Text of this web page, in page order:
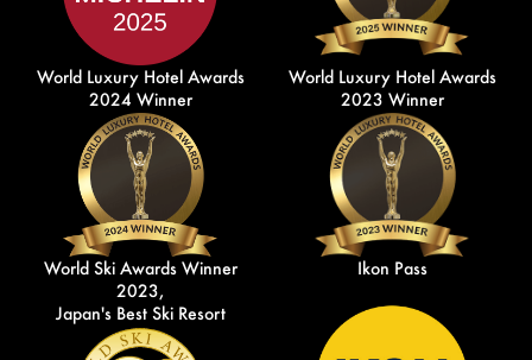
World Luxury Hotel Awards
2024 Winner
World Luxury Hotel Awards
2023 Winner
World Ski Awards Winner
2023,
Japan's Best Ski Resort
Ikon Pass